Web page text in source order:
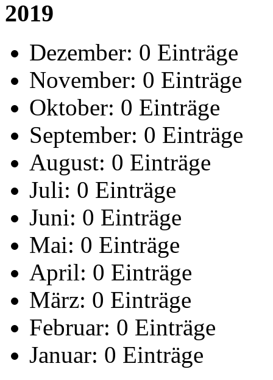
2019
Dezember: 0 Einträge
November: 0 Einträge
Oktober: 0 Einträge
September: 0 Einträge
August: 0 Einträge
Juli: 0 Einträge
Juni: 0 Einträge
Mai: 0 Einträge
April: 0 Einträge
März: 0 Einträge
Februar: 0 Einträge
Januar: 0 Einträge